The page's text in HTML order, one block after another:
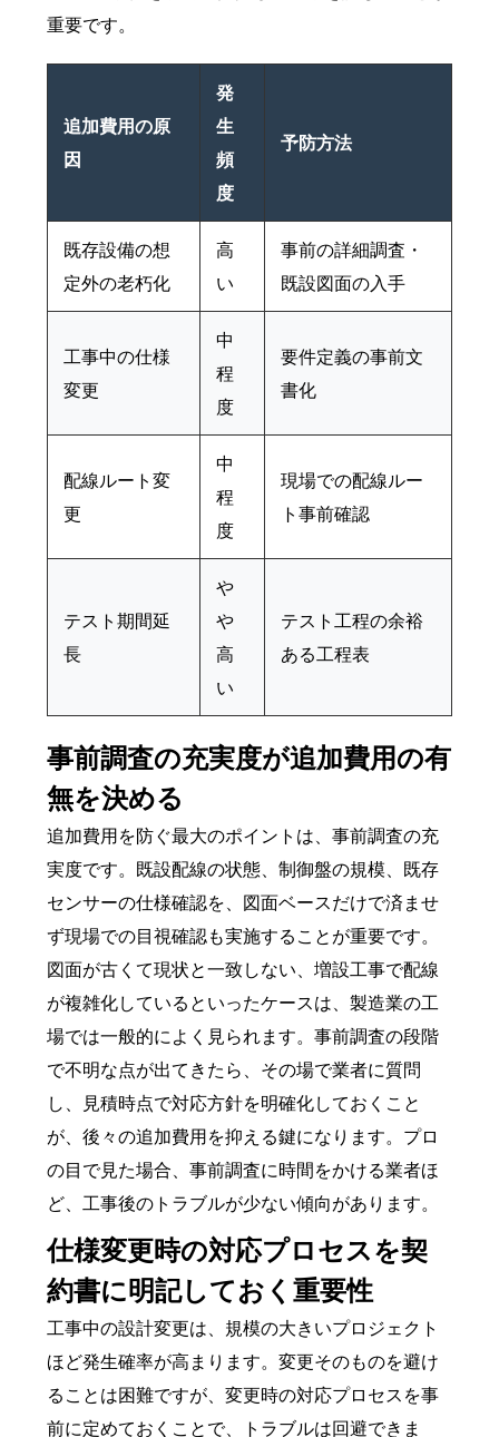
重要です。
追加費用の原
因
発
生
頻
度
予防方法
既存設備の想
定外の老朽化
高
い
事前の詳細調査・
既設図面の入手
工事中の仕様
変更
中
程
度
要件定義の事前文
書化
配線ルート変
更
中
程
度
現場での配線ルー
ト事前確認
テスト期間延
長
や
や
高
い
テスト工程の余裕
ある工程表
事前調査の充実度が追加費用の有
無を決める
追加費用を防ぐ最大のポイントは、事前調査の充
実度です。既設配線の状態、制御盤の規模、既存
センサーの仕様確認を、図面ベースだけで済ませ
ず現場での目視確認も実施することが重要です。
図面が古くて現状と一致しない、増設工事で配線
が複雑化しているといったケースは、製造業の工
場では一般的によく見られます。事前調査の段階
で不明な点が出てきたら、その場で業者に質問
し、見積時点で対応方針を明確化しておくこと
が、後々の追加費用を抑える鍵になります。プロ
の目で見た場合、事前調査に時間をかける業者ほ
ど、工事後のトラブルが少ない傾向があります。
仕様変更時の対応プロセスを契
約書に明記しておく重要性
工事中の設計変更は、規模の大きいプロジェクト
ほど発生確率が高まります。変更そのものを避け
ることは困難ですが、変更時の対応プロセスを事
前に定めておくことで、トラブルは回避できま